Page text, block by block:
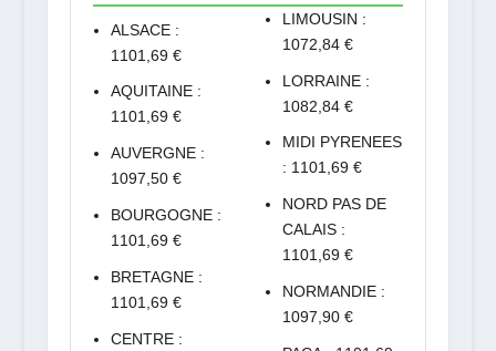
ALSACE :
1101,69 €
AQUITAINE :
1101,69 €
AUVERGNE :
1097,50 €
BOURGOGNE :
1101,69 €
BRETAGNE :
1101,69 €
CENTRE :
LIMOUSIN :
1072,84 €
LORRAINE :
1082,84 €
MIDI PYRENEES
: 1101,69 €
NORD PAS DE
CALAIS :
1101,69 €
NORMANDIE :
1097,90 €